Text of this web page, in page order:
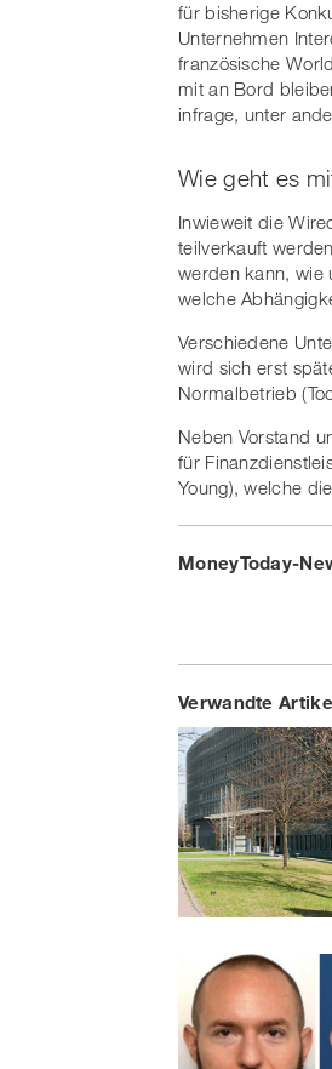
für bisherige
Unternehmen
französische
mit an Bord
infrage, unter
Wie geht es
Inwieweit die
teilverkauft
werden kann, wie
welche
Verschiedene
wird sich erst
Normalbetrieb
Neben Vorstand
für
Young), welche
MoneyToday-
Verwandte